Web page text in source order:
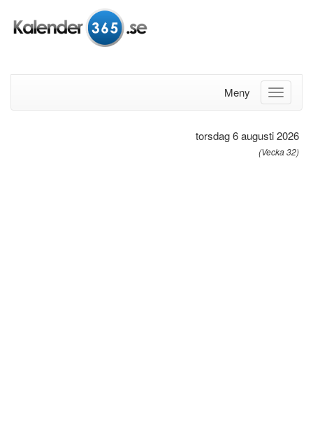
Meny
torsdag 6 augusti 2026
(Vecka 32)